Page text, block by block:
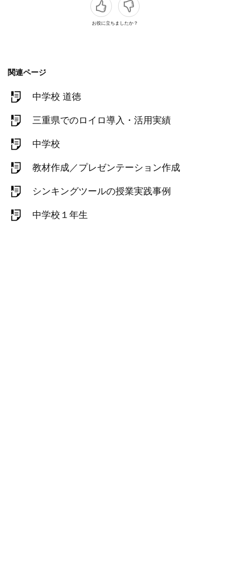
お役に立ちましたか？
関連ページ
中学校 道徳
三重県でのロイロ導入・活用実績
中学校
教材作成／プレゼンテーション作成
シンキングツールの授業実践事例
中学校１年生